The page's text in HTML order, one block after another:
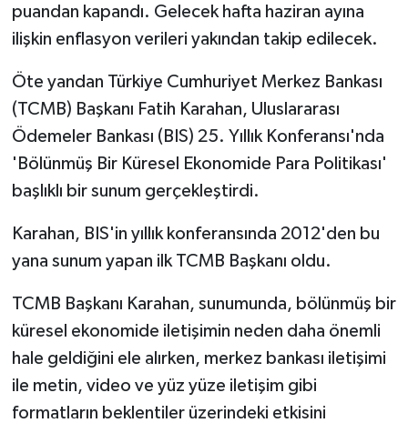
puandan kapandı. Gelecek hafta haziran ayına
ilişkin enflasyon verileri yakından takip edilecek.
Öte yandan Türkiye Cumhuriyet Merkez Bankası
(TCMB) Başkanı Fatih Karahan, Uluslararası
Ödemeler Bankası (BIS) 25. Yıllık Konferansı'nda
'Bölünmüş Bir Küresel Ekonomide Para Politikası'
başlıklı bir sunum gerçekleştirdi.
Karahan, BIS'in yıllık konferansında 2012'den bu
yana sunum yapan ilk TCMB Başkanı oldu.
TCMB Başkanı Karahan, sunumunda, bölünmüş bir
küresel ekonomide iletişimin neden daha önemli
hale geldiğini ele alırken, merkez bankası iletişimi
ile metin, video ve yüz yüze iletişim gibi
formatların beklentiler üzerindeki etkisini